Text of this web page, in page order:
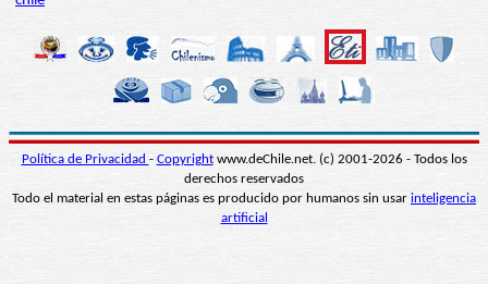
Política de Privacidad - Copyrightwww.deChile.net. (c) 2001-2026 - Todos los
derechos reservados
Todo el material en estas páginas es producido por humanos sin usar inteligencia
artificial